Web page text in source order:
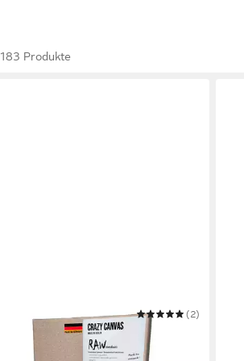
183 Produkte
CRAZY CANVAS
Leinwand RAW Medium 30x30 cm,
2er Pack, mittlere Struktur,
(2)